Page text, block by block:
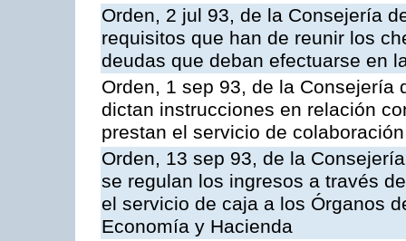
Orden, 2 jul 93, de la Consejería
requisitos que han de reunir los
deudas que deban efectuarse en
Orden, 1 sep 93, de la Consejería
dictan instrucciones en relación
prestan el servicio de
Orden, 13 sep 93, de la
se regulan los ingresos a través
el servicio de caja a los Órganos
Economía y Hacienda